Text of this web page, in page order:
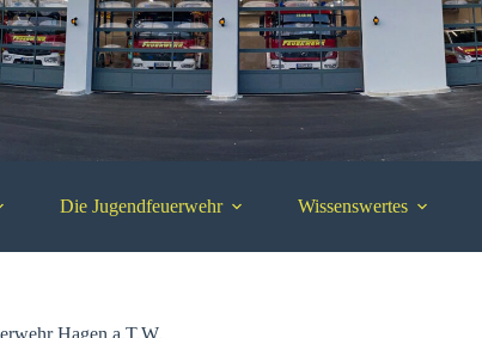
Die Jugendfeuerwehr Wissenswertes
Hagen a.T.W.